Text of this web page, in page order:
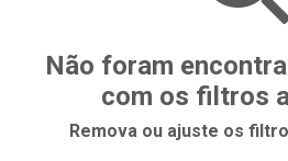
Não foram
com os filtros
Remova ou ajuste os